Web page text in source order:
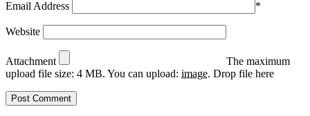
Email Address *
Website
Attachment
The maximum
upload file size: 4 MB. You can upload: image. Drop file here